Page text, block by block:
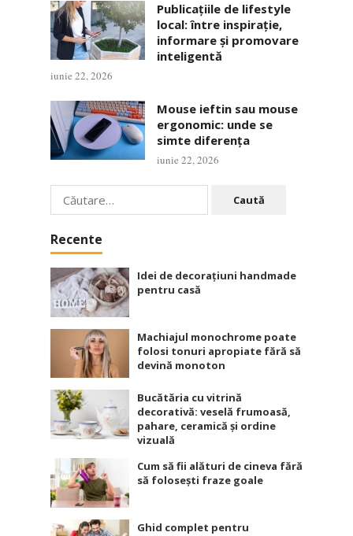
Publicațiile de lifestyle
local: între inspirație,
informare și promovare
inteligentă
iunie 22, 2026
Mouse ieftin sau mouse
ergonomic: unde se
simte diferența
iunie 22, 2026
Caută
după:
Recente
Idei de decorațiuni handmade
pentru casă
Machiajul monochrome poate
folosi tonuri apropiate fără să
devină monoton
Bucătăria cu vitrină
decorativă: veselă frumoasă,
pahare, ceramică și ordine
vizuală
Cum să fii alături de cineva fără
să folosești fraze goale
Ghid complet pentru